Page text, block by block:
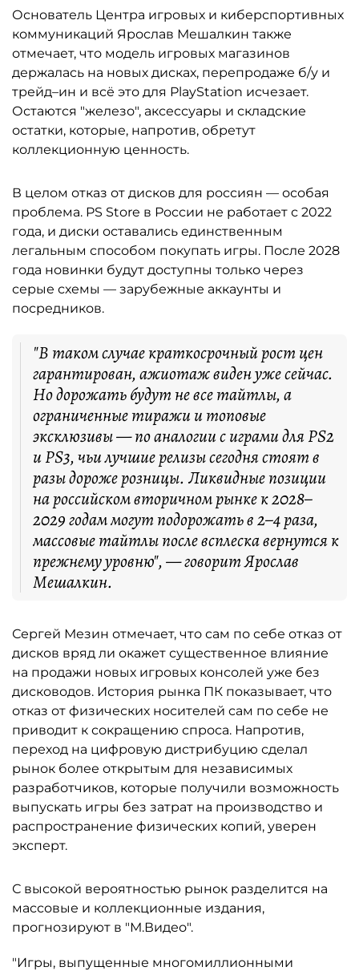
Основатель Центра игровых и киберспортивных
коммуникаций Ярослав Мешалкин также
отмечает, что модель игровых магазинов
держалась на новых дисках, перепродаже б/у и
трейд–ин и всё это для PlayStation исчезает.
Остаются "железо", аксессуары и складские
остатки, которые, напротив, обретут
коллекционную ценность.
В целом отказ от дисков для россиян — особая
проблема. PS Store в России не работает с 2022
года, и диски оставались единственным
легальным способом покупать игры. После 2028
года новинки будут доступны только через
серые схемы — зарубежные аккаунты и
посредников.
"В таком случае краткосрочный рост цен
гарантирован, ажиотаж виден уже сейчас.
Но дорожать будут не все тайтлы, а
ограниченные тиражи и топовые
эксклюзивы — по аналогии с играми для PS2
и PS3, чьи лучшие релизы сегодня стоят в
разы дороже розницы. Ликвидные позиции
на российском вторичном рынке к 2028–
2029 годам могут подорожать в 2–4 раза,
массовые тайтлы после всплеска вернутся к
прежнему уровню", — говорит Ярослав
Мешалкин.
Сергей Мезин отмечает, что сам по себе отказ от
дисков вряд ли окажет существенное влияние
на продажи новых игровых консолей уже без
дисководов. История рынка ПК показывает, что
отказ от физических носителей сам по себе не
приводит к сокращению спроса. Напротив,
переход на цифровую дистрибуцию сделал
рынок более открытым для независимых
разработчиков, которые получили возможность
выпускать игры без затрат на производство и
распространение физических копий, уверен
эксперт.
С высокой вероятностью рынок разделится на
массовые и коллекционные издания,
прогнозируют в "М.Видео".
"Игры, выпущенные многомиллионными